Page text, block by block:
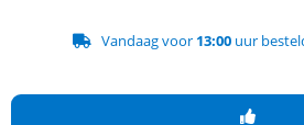
Vandaag voor 13:00 uur